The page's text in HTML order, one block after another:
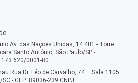
Av. das Nações Unidas, 14.401 - Torre
Santo Antônio, São Paulo/SP -
0001-80
Rua Dr. Léo de Carvalho, 74 – Sala 1105
- CEP: 89036-239 CNPJ